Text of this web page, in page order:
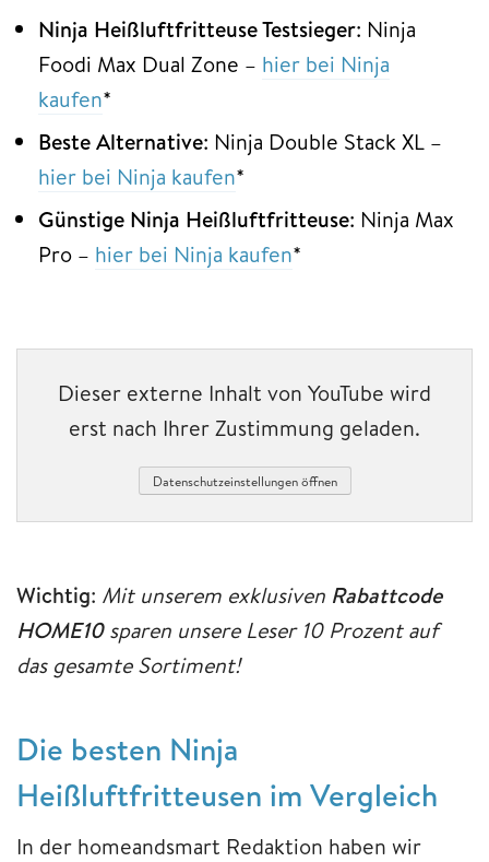
Ninja Heißluftfritteuse Testsieger: Ninja
Foodi Max Dual Zone – hier bei Ninja
kaufen*
Beste Alternative: Ninja Double Stack XL –
hier bei Ninja kaufen*
Günstige Ninja Heißluftfritteuse: Ninja Max
Pro – hier bei Ninja kaufen*
Dieser externe Inhalt von YouTube wird
erst nach Ihrer Zustimmung geladen.
Datenschutzeinstellungen öffnen
Wichtig: Mit unserem exklusiven Rabattcode
HOME10sparen unsere Leser 10 Prozent auf
das gesamte Sortiment!
Die besten Ninja
Heißluftfritteusen im Vergleich
In der homeandsmart Redaktion haben wir